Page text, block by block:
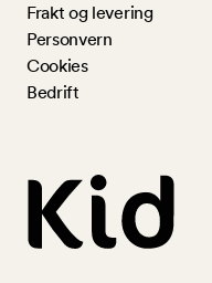
Frakt og levering
Personvern
Cookies
Bedrift